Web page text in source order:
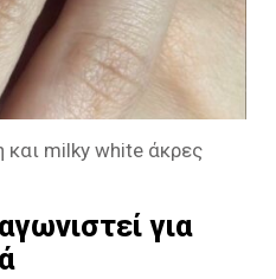
και milky white άκρες
για